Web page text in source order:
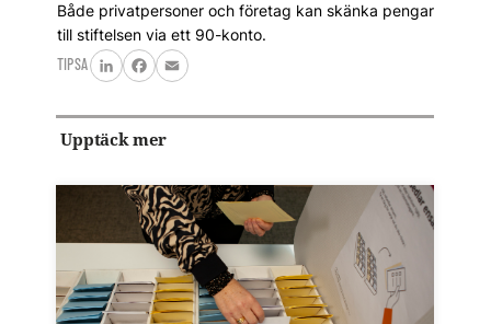
Både privatpersoner och företag kan skänka pengar
till stiftelsen via ett 90-konto.
TIPSA
LinkedInFacebook
Email
Upptäck mer